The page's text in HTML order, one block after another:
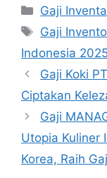
Kategori
Gaji
Tag
Gaji
Indonesia
Gaji Koki
Ciptakan
Gaji
Utopia Kuliner
Korea, Raih